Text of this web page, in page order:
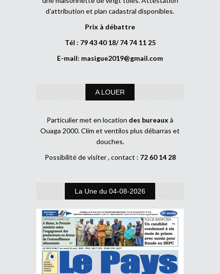
d’attribution et plan cadastral disponibles.
Prix à débattre
Tél : 79 43 40 18/ 74 74 11 25
E-mail: masigue2019@gmail.com
A LOUER
Particulier met en location des bureaux à
Ouaga 2000. Clim et ventilos plus débarras et
douches.
Possibilité de visiter , contact : 72 60 14 28
La Une du 04-08-2026